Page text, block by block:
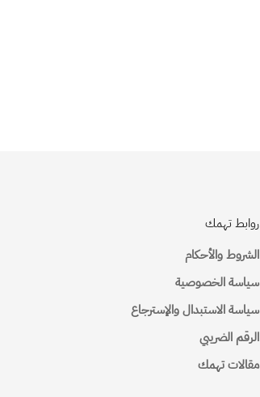
روابط تهمك
الشروط والأحكام
سياسة الخصوصية
سياسة الاستبدال والإسترجاع
الرقم الضريبي
مقالات تهمك